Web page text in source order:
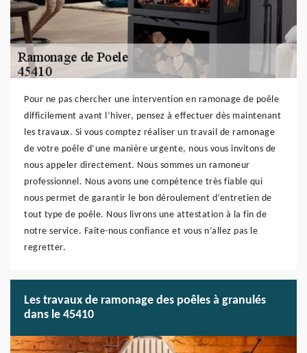
Pour ne pas chercher une intervention en ramonage de poêle
difficilement avant l’hiver, pensez à effectuer dès maintenant
les travaux. Si vous comptez réaliser un travail de ramonage
de votre poêle d’une manière urgente, nous vous invitons de
nous appeler directement. Nous sommes un ramoneur
professionnel. Nous avons une compétence très fiable qui
nous permet de garantir le bon déroulement d’entretien de
tout type de poêle. Nous livrons une attestation à la fin de
notre service. Faite-nous confiance et vous n’allez pas le
regretter.
Les travaux de ramonage des poêles à granulés
dans le 45410